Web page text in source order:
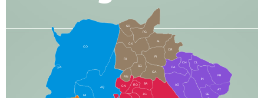
CO
AQ
MI
CX
RI
AL
CR
FI
SG
BA
CA
PA
CH CL
PB
SE
AG
RO
JG
IN
RN
CN
AT
PG
SO
LA